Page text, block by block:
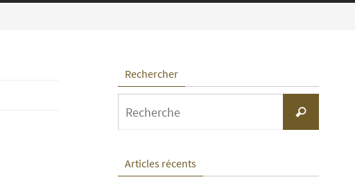
Rechercher
Recherche
Articles récents